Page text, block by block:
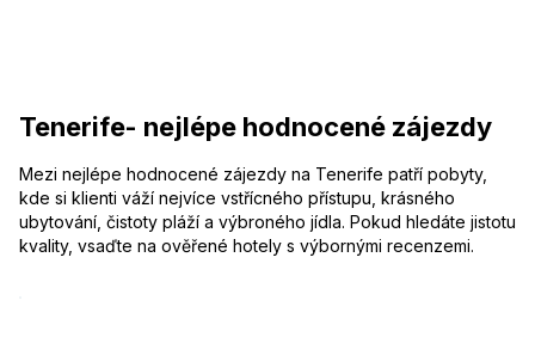
Tenerife- nejlépe hodnocené zájezdy
Mezi nejlépe hodnocené zájezdy na Tenerife patří pobyty,
kde si klienti váží nejvíce vstřícného přístupu, krásného
ubytování, čistoty pláží a výbroného jídla. Pokud hledáte jistotu
kvality, vsaďte na ověřené hotely s výbornými recenzemi.